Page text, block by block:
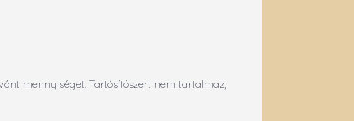
mennyiséget. Tartósítószert nem tartalmaz,